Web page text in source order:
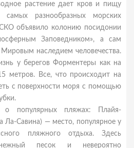
растение дает кров и пищу
самых разнообразных морских
объявило колонию посидонии
Заповедником», а сам
наследием человечества.
у берегов Форментеры как на
метров. Все, что происходит на
с поверхности моря с помощью
о популярных пляжах: Плайя-
Ла-Савина) — место, популярное у
пляжного отдыха. Здесь
песок и невероятно